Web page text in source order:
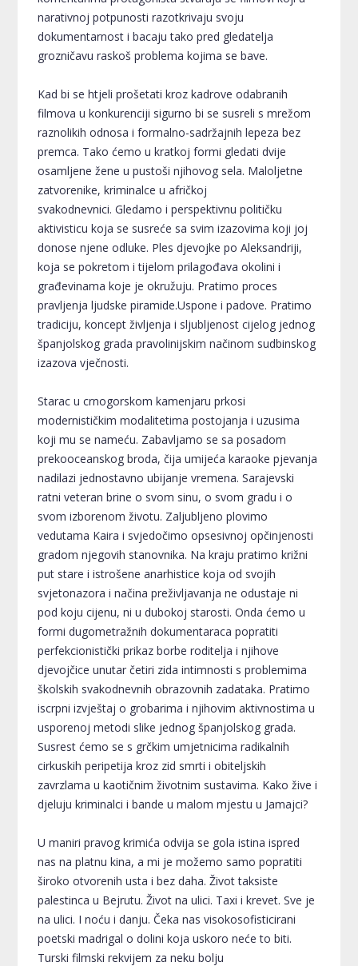
narativnoj potpunosti razotkrivaju svoju
dokumentarnost i bacaju tako pred gledatelja
grozničavu raskoš problema kojima se bave.
Kad bi se htjeli prošetati kroz kadrove odabranih
filmova u konkurenciji sigurno bi se susreli s mrežom
raznolikih odnosa i formalno-sadržajnih lepeza bez
premca. Tako ćemo u kratkoj formi gledati dvije
osamljene žene u pustoši njihovog sela. Maloljetne
zatvorenike, kriminalce u afričkoj
svakodnevnici. Gledamo i perspektivnu političku
aktivisticu koja se susreće sa svim izazovima koji joj
donose njene odluke. Ples djevojke po Aleksandriji,
koja se pokretom i tijelom prilagođava okolini i
građevinama koje je okružuju. Pratimo proces
pravljenja ljudske piramide.Uspone i padove. Pratimo
tradiciju, koncept življenja i sljubljenost cijelog jednog
španjolskog grada pravolinijskim načinom sudbinskog
izazova vječnosti.
Starac u crnogorskom kamenjaru prkosi
modernističkim modalitetima postojanja i uzusima
koji mu se nameću. Zabavljamo se sa posadom
prekooceanskog broda, čija umijeća karaoke pjevanja
nadilazi jednostavno ubijanje vremena. Sarajevski
ratni veteran brine o svom sinu, o svom gradu i o
svom izborenom životu. Zaljubljeno plovimo
vedutama Kaira i svjedočimo opsesivnoj opčinjenosti
gradom njegovih stanovnika. Na kraju pratimo križni
put stare i istrošene anarhistice koja od svojih
svjetonazora i načina preživljavanja ne odustaje ni
pod koju cijenu, ni u dubokoj starosti. Onda ćemo u
formi dugometražnih dokumentaraca popratiti
perfekcionistički prikaz borbe roditelja i njihove
djevojčice unutar četiri zida intimnosti s problemima
školskih svakodnevnih obrazovnih zadataka. Pratimo
iscrpni izvještaj o grobarima i njihovim aktivnostima u
usporenoj metodi slike jednog španjolskog grada.
Susrest ćemo se s grčkim umjetnicima radikalnih
cirkuskih peripetija kroz zid smrti i obiteljskih
zavrzlama u kaotičnim životnim sustavima. Kako žive i
djeluju kriminalci i bande u malom mjestu u Jamajci?
U maniri pravog krimića odvija se gola istina ispred
nas na platnu kina, a mi je možemo samo popratiti
široko otvorenih usta i bez daha. Život taksiste
palestinca u Bejrutu. Život na ulici. Taxi i krevet. Sve je
na ulici. I noću i danju. Čeka nas visokosofisticirani
poetski madrigal o dolini koja uskoro neće to biti.
Turski filmski rekvijem za neku bolju